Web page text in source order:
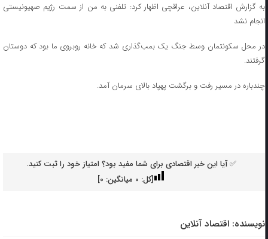
به گزارش اقتصاد آنلاین، عراقچی اظهار کرد: تلفنی به من از سمت رژیم صهیونیستی
انجام نشد
در محل سکونتمان وسط جنگ یک بمب‌گذاری شد که خانه روبروی ما بود که دوستان
گرفتند.
چندباره در مسیر رفت و برگشت پهپاد بالای سرمان آمد.
✅ آیا این خبر اقتصادی برای شما مفید بود؟ امتیاز خود را ثبت کنید.
[کل: 0میانگین: 0
]
نویسنده: اقتصاد آنلاین